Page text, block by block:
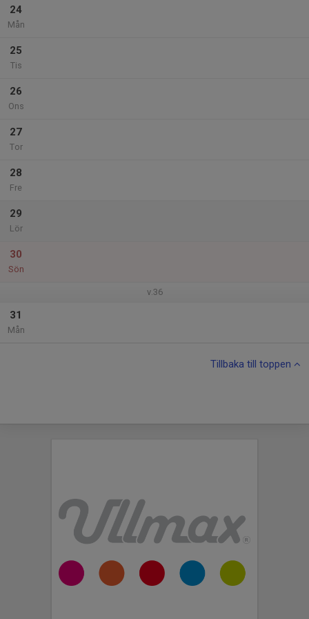
24
Mån
25
Tis
26
Ons
27
Tor
28
Fre
29
Lör
30
Sön
v.36
31
Mån
Tillbaka till toppen